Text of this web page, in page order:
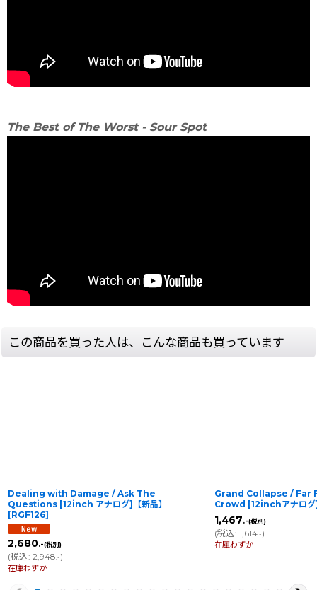
The Best of The Worst - Sour Spot
この商品を買った人は、こんな商品も買っています
Grand Collapse / Far From The Callous
Crowd [12inchアナログ]【新品】 [RSR056
1,467 (税別)
(税込: 1,614
在庫わずか
The Interrupters / In
ログ]【新品】 [80543-1-
3,840 .-(税別)
(税込: 4,224